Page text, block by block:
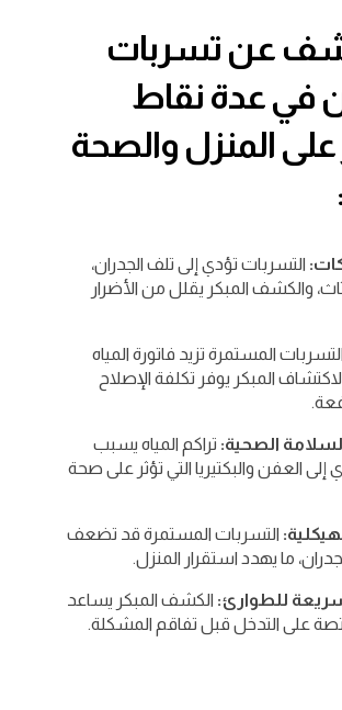
عن تسربات
في عدة نقاط
على المنزل والصحة
التسربات تؤدي إلى تلف الجدران،
والكشف المبكر يقلل من الأضرار
التسربات المستمرة تزيد فاتورة المياه
المبكر يوفر تكلفة الإصلاح
الصحية: تراكم المياه يسبب
العفن والبكتيريا التي تؤثر على صحة
التسربات المستمرة قد تضعف
ما يهدد استقرار المنزل.
للطوارئ: الكشف المبكر يساعد
على التدخل قبل تفاقم المشكلة.